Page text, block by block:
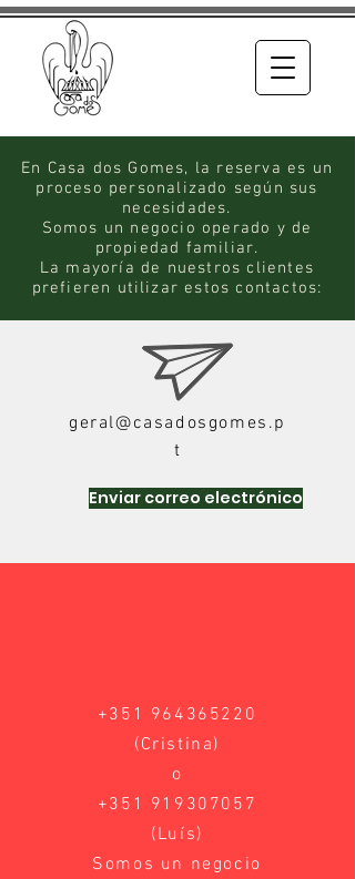
En Casa dos Gomes, la reserva es un
proceso personalizado según sus
necesidades.
Somos un negocio operado y de
propiedad familiar.
La mayoría de nuestros clientes
prefieren utilizar estos contactos:
geral@casadosgomes.p
t
Enviar correo electrónico
+351 964365220
(Cristina)
o
+351 919307057
(Luís)
Somos un negocio